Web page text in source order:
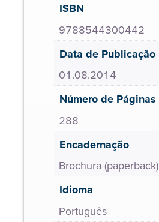
ISBN
9788544300442
Data de Publicação
01.08.2014
Número de Páginas
288
Encadernação
Brochura (paperback)
Idioma
Português